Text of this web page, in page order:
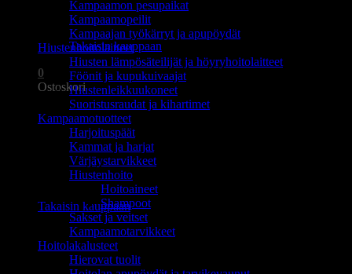
Ostoskori on tyhjä.
Takaisin kauppaan
0
Ostoskori
Ostoskori on tyhjä.
Takaisin kauppaan
Kampaamon pesupaikat
Kampaamopeilit
Kampaajan työkärryt ja apupöydät
Hiustenhoitolaitteet
Hiusten lämpösäteilijät ja höyryhoitolaitteet
Föönit ja kupukuivaajat
Hiustenleikkuukoneet
Suoristusraudat ja kihartimet
Kampaamotuotteet
Harjoituspäät
Kammat ja harjat
Värjäystarvikkeet
Hiustenhoito
Hoitoaineet
Shampoot
Sakset ja veitset
Kampaamotarvikkeet
Hoitolakalusteet
Hierovat tuolit